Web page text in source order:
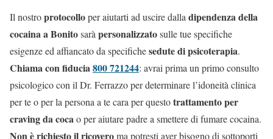
Il nostroprotocolloper aiutarti ad uscire dalladipendenza della
cocaina a Bonitosaràpersonalizzatosulle tue specifiche
esigenze ed affiancato da specifichesedute di psicoterapia.
Chiama con fiducia800 721244: avrai prima un primo consulto
psicologico con il Dr. Ferrazzo per determinare l’idoneità clinica
per te o per la persona a te cara per questotrattamento per
craving da cocao per aiutare padre a smettere di fumare cocaina.
Non è richiesto il ricoveroma potresti aver bisogno di sottoporti